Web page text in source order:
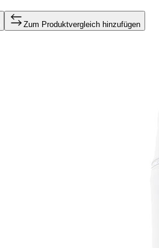
Zum Produktvergleich hinzufügen